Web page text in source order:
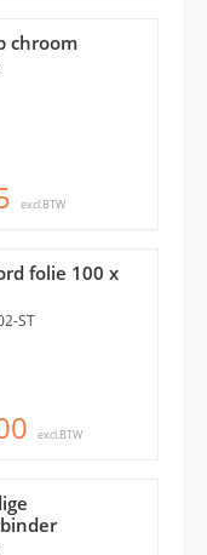
chroom
excl.BTW
folie 100 x
ST
excl.BTW